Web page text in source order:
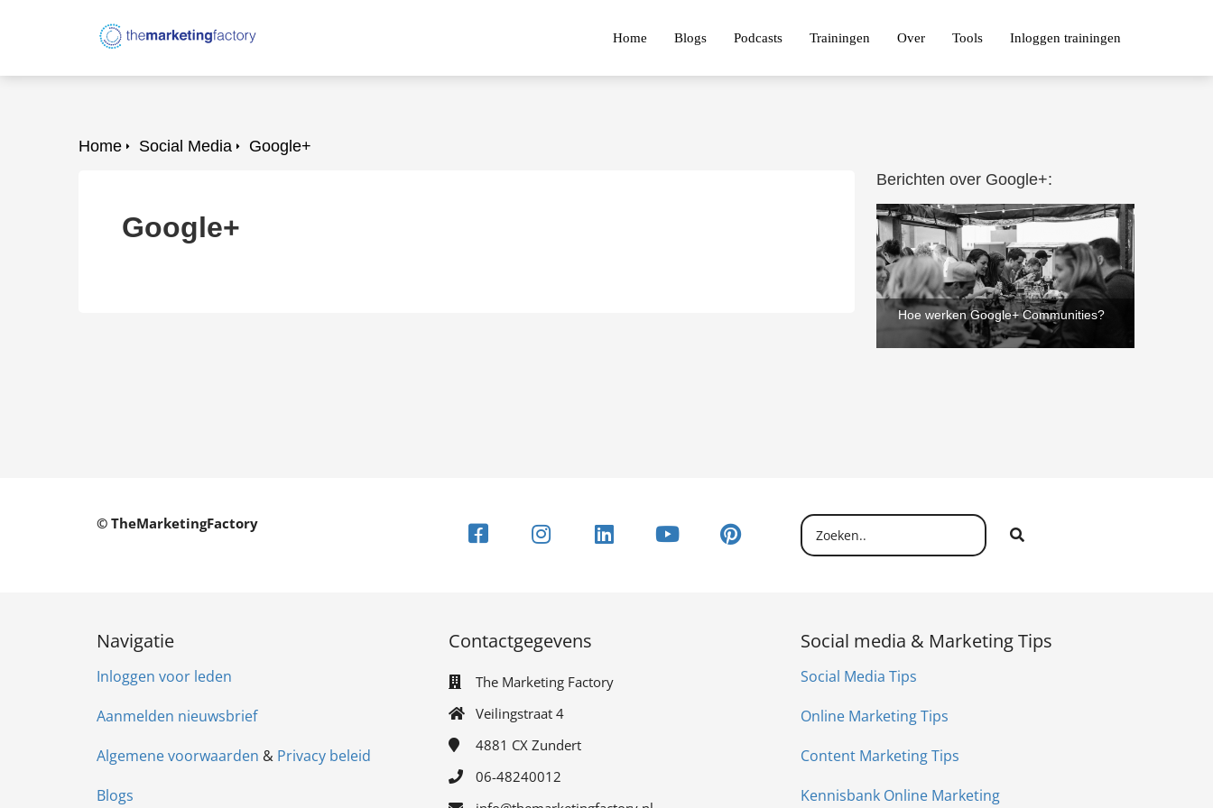
Home Blogs Podcasts Trainingen Over Tools Inloggen trainingen
Google+
Social Media
Home
Google+
Berichten over Google+:
Hoe werken Google+ Communities?
© TheMarketingFactory
Navigatie
Inloggen voor leden
Aanmelden nieuwsbrief
Algemene voorwaarden & Privacy beleid
Blogs
Contactgegevens
The Marketing Factory
Veilingstraat 4
4881 CX Zundert
06-48240012
Social media & Marketing Tips
Social Media Tips
Online Marketing Tips
Content Marketing Tips
Kennisbank Online Marketing